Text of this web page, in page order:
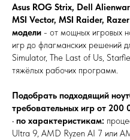
Asus ROG Strix, Dell
MSI Vector, MSI Raider,
модели - от мощных игровых
игр до флагманских решений
Simulator, The Last of Us,
тяжёлых рабочих программ.
Подобрать подходящий
требовательных игр от 200
• по характеристикам:
Ultra 9, AMD Ryzen AI 7 или